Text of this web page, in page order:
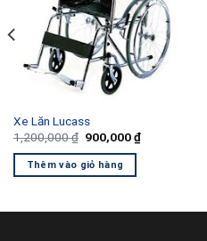
Xe Lăn Lucass
1,200,000₫ Giá
là:
1,200,000 ₫.
900,000₫Giá
hiện
Thêm vào giỏ hàng